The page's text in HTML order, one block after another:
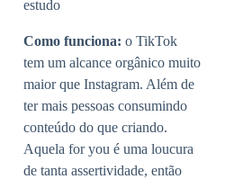
estudo
Como funciona: o TikTok
tem um alcance orgânico muito
maior que Instagram. Além de
ter mais pessoas consumindo
conteúdo do que criando.
Aquela for you é uma loucura
de tanta assertividade, então